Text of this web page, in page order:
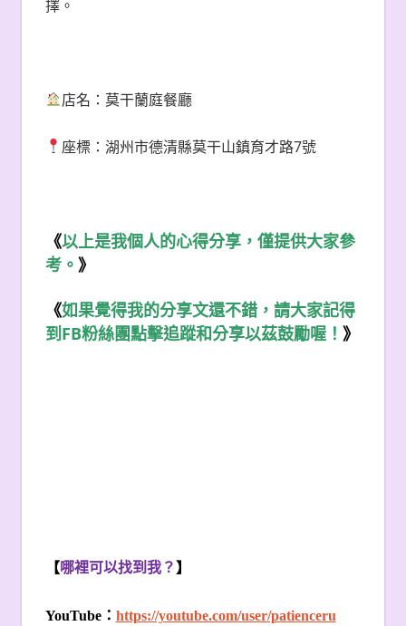
擇。
店名：莫干蘭庭餐廳
座標：湖州市德清縣莫干山鎮育才路7號
《以上是我個人的心得分享，僅提供大家參
考。 》
《如果覺得我的分享文還不錯，請大家記得
到 FB粉絲團點擊追蹤和分享以茲鼓勵喔！ 》
【哪裡可以找到我？ 】
YouTube： https://youtube.com/user/patienceru